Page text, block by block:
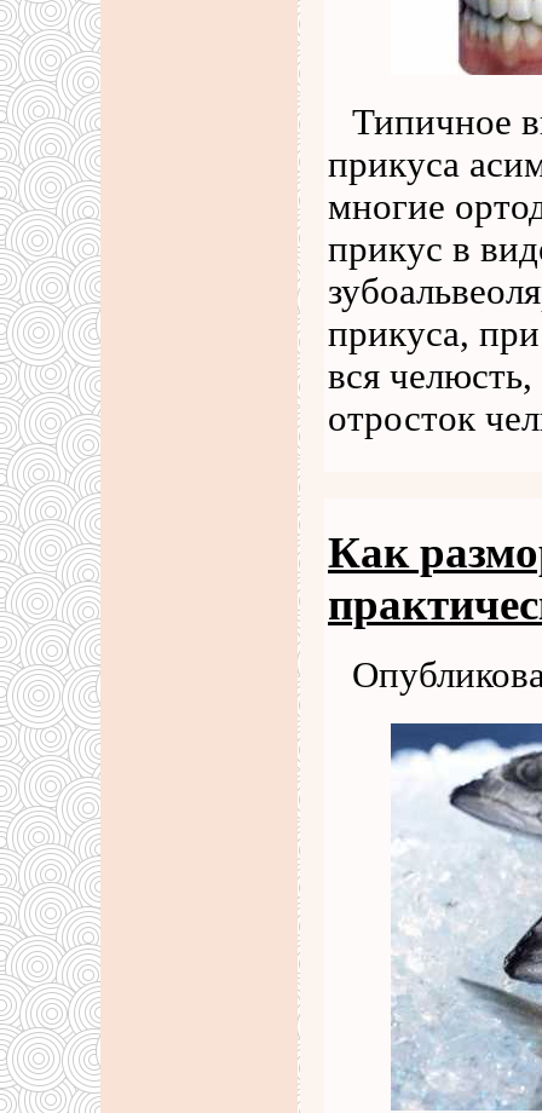
Типичное
прикуса
многие
прикус в
прикуса,
вся
отросток
Как